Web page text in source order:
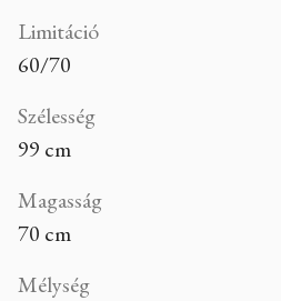
Limitáció
60/70
Szélesség
99 cm
Magasság
70 cm
Mélység